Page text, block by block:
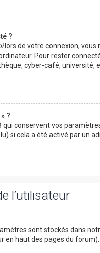
?
lors de votre connexion, vous
Pour rester
cyber-café, université,
?
qui conservent vos
si cela a été activé par un
l’utilisateur
sont stockés dans
en haut des pages du